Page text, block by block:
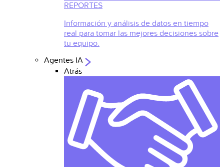
REPORTES
Información y análisis de datos en tiempo
real para tomar las mejores decisiones sobre
tu equipo.
Agentes IA
Atrás